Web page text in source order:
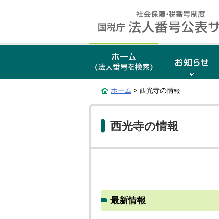
ホーム > 西光寺の情報
西光寺の情報
最新情報